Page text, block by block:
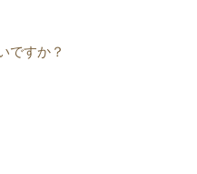
ですか？